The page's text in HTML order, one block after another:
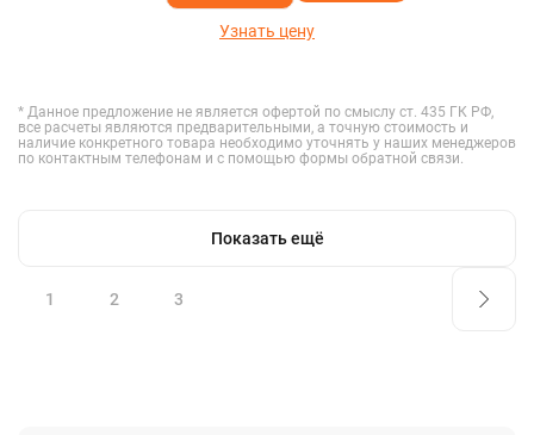
Узнать цену
* Данное предложение не является офертой по смыслу ст. 435 ГК РФ,
все расчеты являются предварительными, а точную стоимость и
наличие конкретного товара необходимо уточнять у наших менеджеров
по контактным телефонам и с помощью формы обратной связи.
Показать ещё
1 2 3